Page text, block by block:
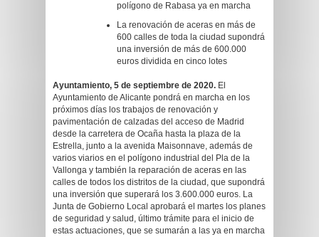
polígono de Rabasa ya en marcha
La renovación de aceras en más de
600 calles de toda la ciudad supondrá
una inversión de más de 600.000
euros dividida en cinco lotes
Ayuntamiento, 5 de septiembre de 2020. El
Ayuntamiento de Alicante pondrá en marcha en los
próximos días los trabajos de renovación y
pavimentación de calzadas del acceso de Madrid
desde la carretera de Ocaña hasta la plaza de la
Estrella, junto a la avenida Maisonnave, además de
varios viarios en el polígono industrial del Pla de la
Vallonga y también la reparación de aceras en las
calles de todos los distritos de la ciudad, que supondrá
una inversión que superará los 3.600.000 euros. La
Junta de Gobierno Local aprobará el martes los planes
de seguridad y salud, último trámite para el inicio de
estas actuaciones, que se sumarán a las ya en marcha